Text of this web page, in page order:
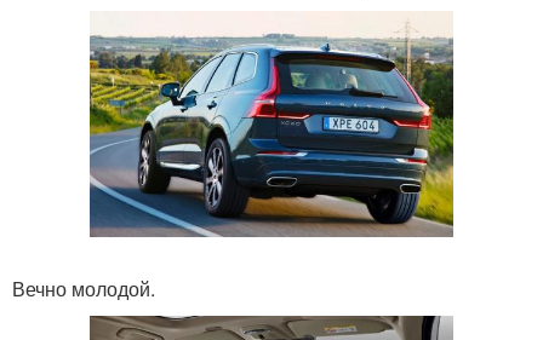
Вечно молодой.